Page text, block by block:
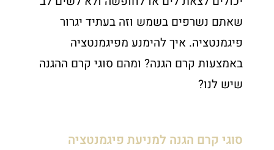
שאתם נשרפים בשמש וזה בעתיד יגרור
פיגמנטציה. איך להימנע מפיגמנטציה
באמצעות קרם הגנה? ומהם סוגי קרם ההגנה
שיש לנו?
סוגי קרם הגנה למניעת פיגמנטציה